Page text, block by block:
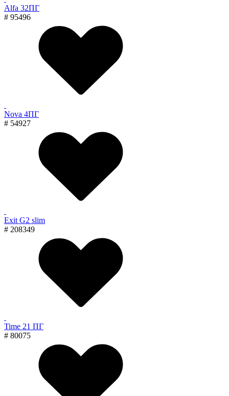
Alfa 32ПГ
# 95496
Nova 4ПГ
# 54927
Exit G2 slim
# 208349
Time 21 ПГ
# 80075